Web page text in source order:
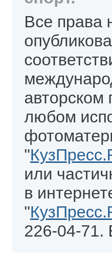
Все права
любом
"
или
в
"
226-04-71.